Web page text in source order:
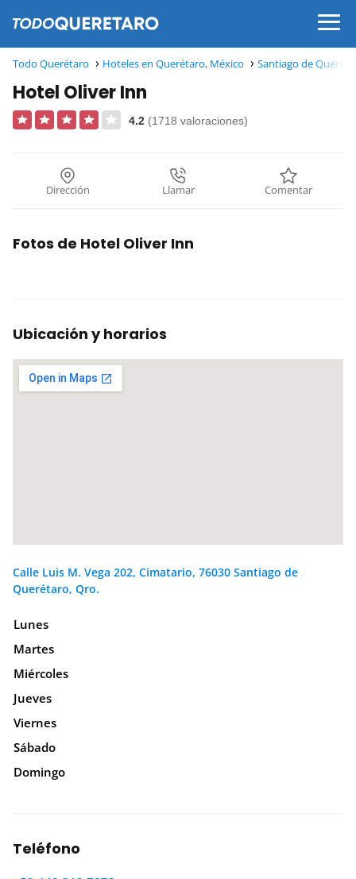
Todo Querétaro Hoteles en Querétaro, México Santiago de
Hotel Oliver Inn
4.2 (1718 valoraciones)
Dirección Llamar Comentar
Fotos de Hotel Oliver Inn
Ubicación y horarios
Calle Luis M. Vega 202, Cimatario, 76030 Santiago de
Querétaro, Qro.
Lunes
Martes
Miércoles
Jueves
Viernes
Sábado
Domingo
Teléfono